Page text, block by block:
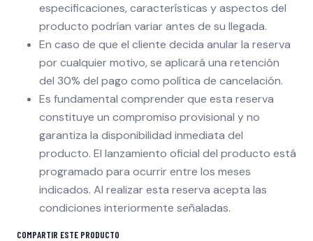
especificaciones, características y aspectos del
producto podrían variar antes de su llegada.
En caso de que el cliente decida anular la reserva
por cualquier motivo, se aplicará una retención
del 30% del pago como política de cancelación.
Es fundamental comprender que esta reserva
constituye un compromiso provisional y no
garantiza la disponibilidad inmediata del
producto. El lanzamiento oficial del producto está
programado para ocurrir entre los meses
indicados. Al realizar esta reserva acepta las
condiciones interiormente señaladas.
COMPARTIR ESTE PRODUCTO